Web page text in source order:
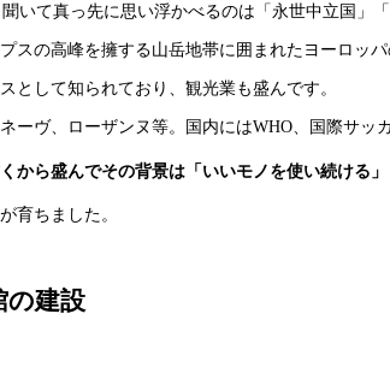
いて真っ先に思い浮かべるのは「永世中立国
スの高峰を擁する山岳地帯に囲まれたヨーロッパ
として知られており、観光業も盛んです。
ーヴ、ローザンヌ等。国内にはWHO、国際サ
から盛んでその背景は 「いいモノを使い続ける」
育ちました。
の建設